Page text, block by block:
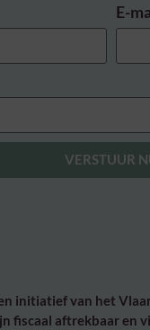
E-
VERSTUUR
initiatief van het
fiscaal aftrekbaar en